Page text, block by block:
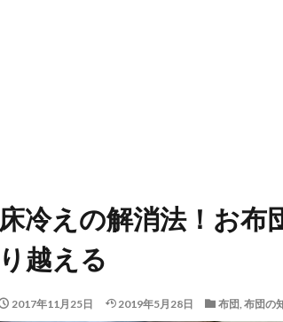
床冷えの解消法！お布
り越える
2017年11月25日 2019年5月28日 布団, 布団の